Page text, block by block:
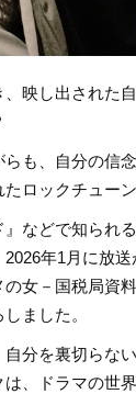
映し出された
も、自分の信
ロックチューン
』などで知られ
年1月に放
女－国税局資
ました。
分を裏切らな
は、ドラマの世